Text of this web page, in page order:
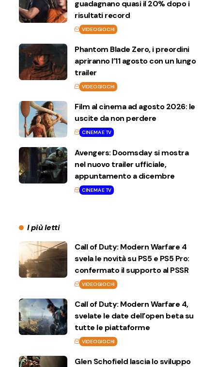
guadagnano quasi il 20% dopo i
risultati record
VIDEOGIOCHI
Phantom Blade Zero, i preordini
apriranno l’11 agosto con un lungo
trailer
VIDEOGIOCHI
Film al cinema ad agosto 2026: le
uscite da non perdere
CINEMA E TV
Avengers: Doomsday si mostra
nel nuovo trailer ufficiale,
appuntamento a dicembre
CINEMA E TV
I più letti
Call of Duty: Modern Warfare 4
svela le novità su PS5 e PS5 Pro:
confermato il supporto al PSSR
VIDEOGIOCHI
Call of Duty: Modern Warfare 4,
svelate le date dell’open beta su
tutte le piattaforme
VIDEOGIOCHI
Glen Schofield lascia lo sviluppo